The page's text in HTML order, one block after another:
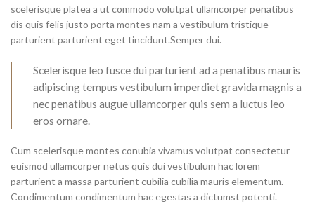
scelerisque platea a ut commodo volutpat ullamcorper penatibus
dis quis felis justo porta montes nam a vestibulum tristique
parturient parturient eget tincidunt.Semper dui.
Scelerisque leo fusce dui parturient ad a penatibus mauris
adipiscing tempus vestibulum imperdiet gravida magnis a
nec penatibus augue ullamcorper quis sem a luctus leo
eros ornare.
Cum scelerisque montes conubia vivamus volutpat consectetur
euismod ullamcorper netus quis dui vestibulum hac lorem
parturient a massa parturient cubilia cubilia mauris elementum.
Condimentum condimentum hac egestas a dictumst potenti.